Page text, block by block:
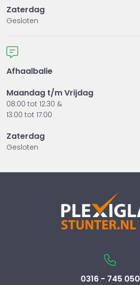
Zaterdag
Gesloten
Afhaalbalie
Maandag t/m Vrijdag
08:00 tot 12:30 &
13:00 tot 17:00
Zaterdag
Gesloten
0316 - 745 050